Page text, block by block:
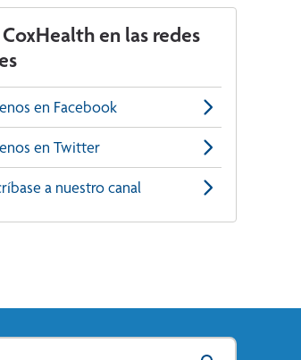
CoxHealth en las redes
en Facebook
en Twitter
a nuestro canal